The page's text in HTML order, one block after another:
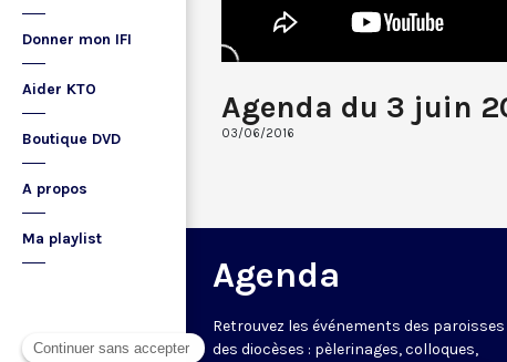
Donner mon IFI
Aider KTO
Boutique DVD
A propos
Ma playlist
Agenda du 3 juin
03/06/2016
Agenda
Retrouvez les événements des
des diocèses : pèlerinages, colloques,